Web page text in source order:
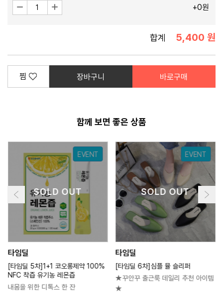
수
량 소
가
+0원
합계 5,400 원
찜 장바구니 바로구매
함께 보면 좋은 상품
SOLD OUT
EVENT
타임딜
[타임딜 5차]1+1 코오롱제약 100%
NFC 착즙 유기농 레몬즙
내몸을 위한 디톡스 한 잔
SOLD OUT
EVENT
타임딜
[타임딜 6차]심플 뮬 슬리퍼
★꾸안꾸 출근룩 데일리 추천 아이템
★